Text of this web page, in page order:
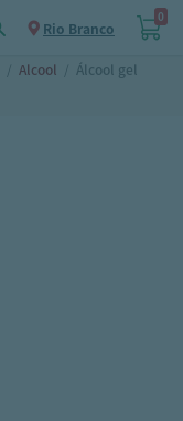
Rio Branco
0
/ Alcool / Álcool gel